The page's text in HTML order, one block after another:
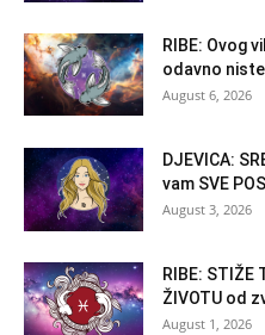
RIBE: Ovog
odavno
August 6, 2026
DJEVICA:
vam SVE
August 3, 2026
RIBE: STIŽE
ŽIVOTU od
August 1, 2026